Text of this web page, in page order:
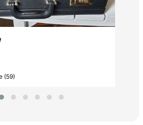
(59)